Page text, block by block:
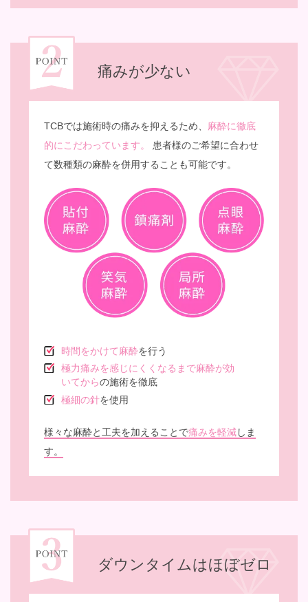
痛みが少ない
TCBでは施術時の痛みを抑えるため、 麻酔に徹底
的にこだわっています。
患者様のご希望に合わせ
て数種類の麻酔を併用することも可能です。
時間をかけて麻酔を行う
極力痛みを感じにくくなるまで麻酔が効
いてからの施術を徹底
極細の針を使用
様々な麻酔と工夫を加えることで痛みを軽減しま
す。
ダウンタイムはほぼゼロ